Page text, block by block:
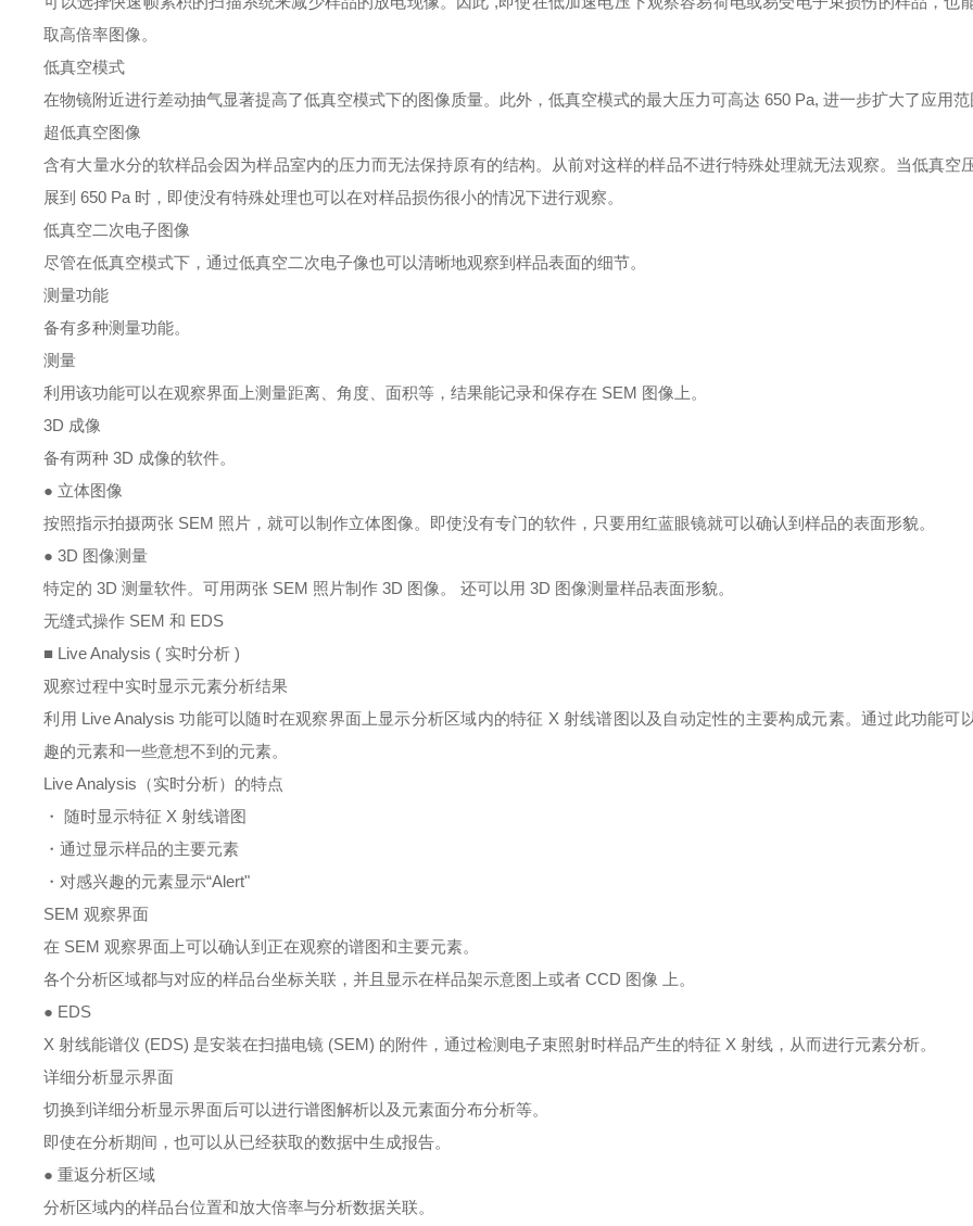
取高倍率图像。
低真空模式
在物镜附近进行差动抽气显著提高了低真空模式下的图像质量。此外，低真空模式的最大压力可高达 650 Pa,进一步扩大了应用范
超低真空图像
含有大量水分的软样品会因为样品室内的压力而无法保持原有的结构。从前对这样的样品不进行特殊处理就无法观察。当低真空
展到 650 Pa 时，即使没有特殊处理也可以在对样品损伤很小的情况下进行观察。
低真空二次电子图像
尽管在低真空模式下，通过低真空二次电子像也可以清晰地观察到样品表面的细节。
测量功能
备有多种测量功能。
测量
利用该功能可以在观察界面上测量距离、角度、面积等，结果能记录和保存在 SEM 图像上。
3D 成像
备有两种 3D 成像的软件。
● 立体图像
按照指示拍摄两张 SEM 照片，就可以制作立体图像。即使没有专门的软件，只要用红蓝眼镜就可以确认到样品的表面形貌。
● 3D 图像测量
特定的 3D测量软件。可用两张 SEM 照片制作 3D 图像。 还可以用 3D 图像测量样品表面形貌。
无缝式操作 SEM和 EDS
■ Live Analysis ( 实时分析 )
观察过程中实时显示元素分析结果
利用 Live Analysis功能可以随时在观察界面上显示分析区域内的特征 X射线谱图以及自动定性的主要构成元素。通过此功能可
趣的元素和一些意想不到的元素。
Live Analysis （实时分析）的特点
・
随时显示特征 X射线谱图
・通过显示样品的主要元素
・ 对感兴趣的元素显示“Alert"
SEM观察界面
在 SEM观察界面上可以确认到正在观察的谱图和主要元素。
各个分析区域都与对应的样品台坐标关联，并且显示在样品架示意图上或者 CCD 图像 上。
● EDS
X射线能谱仪 (EDS) 是安装在扫描电镜 (SEM) 的附件，通过检测电子束照射时样品产生的特征 X射线，从而进行元素分析。
详细分析显示界面
切换到详细分析显示界面后可以进行谱图解析以及元素面分布分析等。
即使在分析期间，也可以从已经获取的数据中生成报告。
● 重返分析区域
分析区域内的样品台位置和放大倍率与分析数据关联。